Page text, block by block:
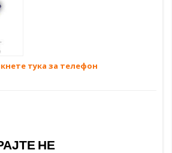
тука за телефон
НЕ